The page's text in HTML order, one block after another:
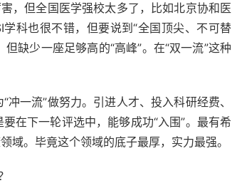
，但全国医学强校太多了，比如北京协和医
科也很不错，但要说到“全国顶尖、不可替
缺少一座足够高的“高峰”。在“双一流”这种
一流”做努力。引进人才、投入科研经费、
在下一轮评选中，能够成功“入围”。最有希
域。毕竟这个领域的底子最厚，实力最强。